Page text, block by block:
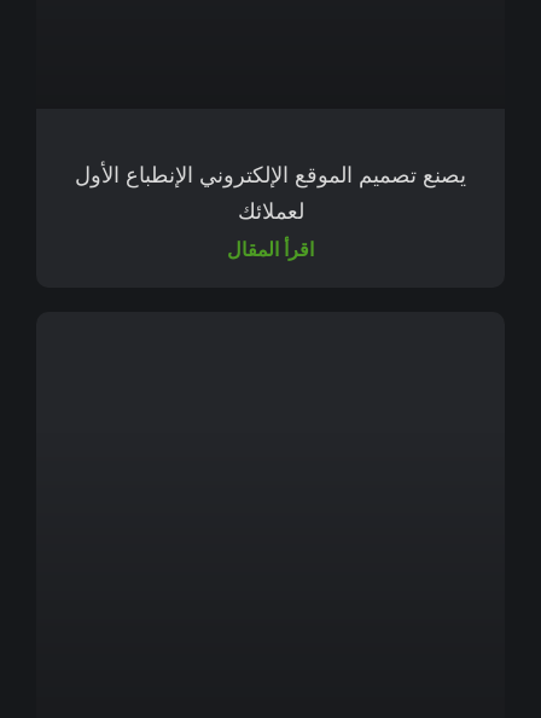
يصنع تصميم الموقع الإلكتروني الإنطباع الأول
لعملائك
اقرأ المقال